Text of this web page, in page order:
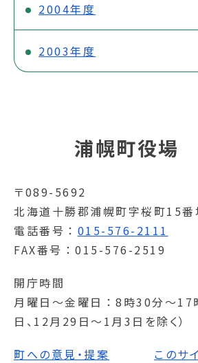
2004年度
2003年度
浦幌町役場
〒089-5692
北海道十勝郡浦幌町字桜町15番
電話番号
015-576-2111
FAX番号
015-576-2519
開庁時間
月曜日～金曜日
8時30分～17
日、12月29日～1月3日を除く）
町への意見・提案
このサ